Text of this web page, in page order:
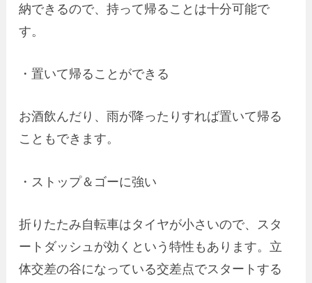
納できるので、持って帰ることは十分可能で
す。
・置いて帰ることができる
お酒飲んだり、雨が降ったりすれば置いて帰る
こともできます。
・ストップ＆ゴーに強い
折りたたみ自転車はタイヤが小さいので、スタ
ートダッシュが効くという特性もあります。立
体交差の谷になっている交差点でスタートする